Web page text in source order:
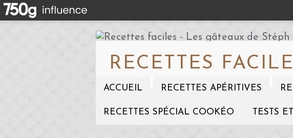
RECETTES
ACCUEIL RECETTES APÉRITIVES
RECETTES SPÉCIAL COOKÉO TESTS